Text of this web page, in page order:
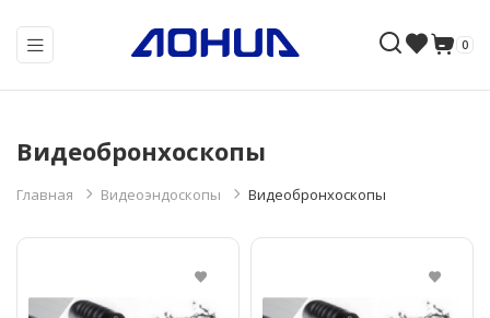
0
Видеобронхоскопы
Главная Видеоэндоскопы Видеобронхоскопы